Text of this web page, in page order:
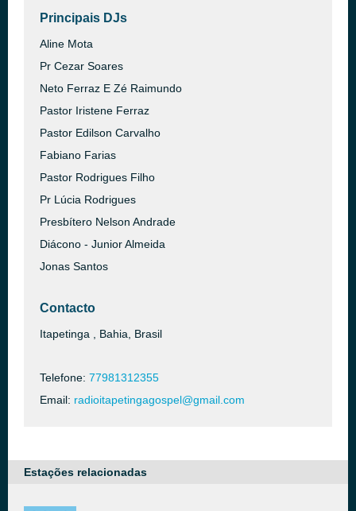
Principais DJs
Aline Mota
Pr Cezar Soares
Neto Ferraz E Zé Raimundo
Pastor Iristene Ferraz
Pastor Edilson Carvalho
Fabiano Farias
Pastor Rodrigues Filho
Pr Lúcia Rodrigues
Presbítero Nelson Andrade
Diácono - Junior Almeida
Jonas Santos
Contacto
Itapetinga , Bahia, Brasil
Telefone: 77981312355
Email: radioitapetingagospel@gmail.com
Estações relacionadas